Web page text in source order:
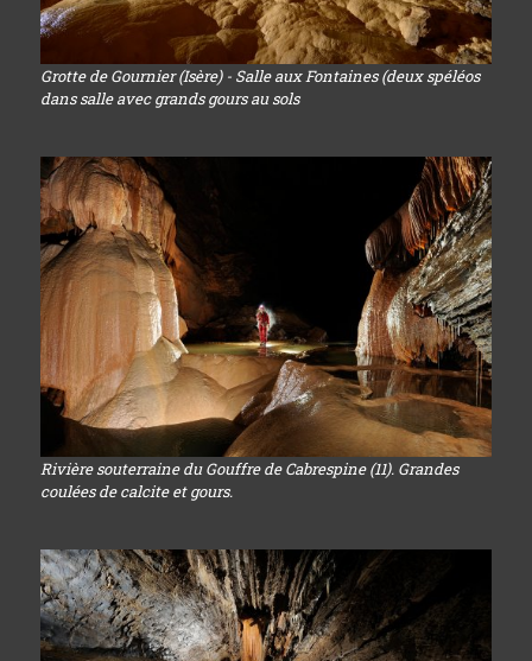
Grotte de Gournier (Isère) - Salle aux Fontaines (deux spéléos
dans salle avec grands gours au sols
Rivière souterraine du Gouffre de Cabrespine (11). Grandes
coulées de calcite et gours.